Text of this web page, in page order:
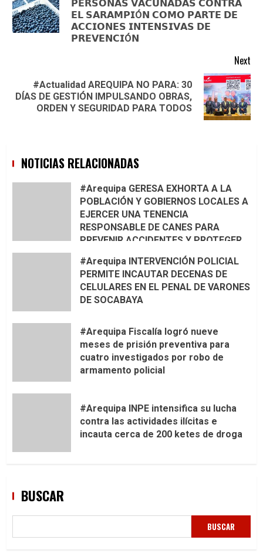
𝗣𝗘𝗥𝗦𝗢𝗡𝗔𝗦 𝗩𝗔𝗖𝗨𝗡𝗔𝗗𝗔𝗦 𝗖𝗢𝗡𝗧𝗥𝗔
𝗘𝗟 𝗦𝗔𝗥𝗔𝗠𝗣𝗜Ó𝗡 𝗖𝗢𝗠𝗢 𝗣𝗔𝗥𝗧𝗘 𝗗𝗘
𝗔𝗖𝗖𝗜𝗢𝗡𝗘𝗦 𝗜𝗡𝗧𝗘𝗡𝗦𝗜𝗩𝗔𝗦 𝗗𝗘
𝗣𝗥𝗘𝗩𝗘𝗡𝗖𝗜Ó𝗡
Next
Next
#Actualidad AREQUIPA NO PARA: 30
DÍAS DE GESTIÓN IMPULSANDO OBRAS,
ORDEN Y SEGURIDAD PARA TODOS
NOTICIAS RELACIONADAS
#Arequipa GERESA EXHORTA A LA
POBLACIÓN Y GOBIERNOS LOCALES A
EJERCER UNA TENENCIA
RESPONSABLE DE CANES PARA
PREVENIR ACCIDENTES Y PROTEGER
#Arequipa INTERVENCIÓN POLICIAL
PERMITE INCAUTAR DECENAS DE
CELULARES EN EL PENAL DE VARONES
DE SOCABAYA
#Arequipa Fiscalía logró nueve
meses de prisión preventiva para
cuatro investigados por robo de
armamento policial
#Arequipa INPE intensifica su lucha
contra las actividades ilícitas e
incauta cerca de 200 ketes de droga
BUSCAR
BUSCAR